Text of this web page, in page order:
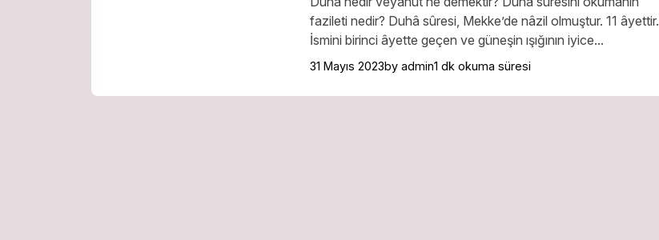
fazileti nedir? Duhâ sûresi, Mekke’de nâzil olmuştur. 11 âyettir.
İsmini birinci âyette geçen ve güneşin ışığının iyice...
31 Mayıs 2023by admin1 dk okuma süresi